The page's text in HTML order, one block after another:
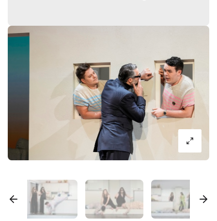
Così fan tutte-
18:00–21:15 Uhr
Così fan tutte-
Fr.
11.06.2027
17:30–20:45 Uhr
Così fan tutte-
Bildergalerie
überspringen